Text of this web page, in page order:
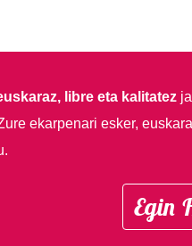
libre eta kalitatez
ekarpenari esker,
Egin